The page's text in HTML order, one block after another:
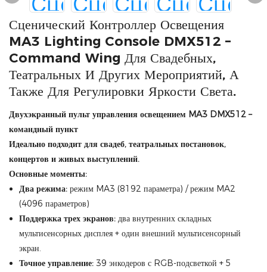
Сценический Контроллер Освещения
MA3 Lighting Console DMX512 –
Command Wing Для Свадебных,
Театральных И Других Мероприятий, А
Также Для Регулировки Яркости Света.
Двухэкранный пульт управления освещением MA3 DMX512 –
командный пункт
Идеально подходит для свадеб, театральных постановок,
концертов и живых выступлений.
Основные моменты:
Два режима:режим MA3 (8192 параметра) / режим MA2
(4096 параметров)
Поддержка трех экранов:два внутренних складных
мультисенсорных дисплея + один внешний мультисенсорный
экран.
Точное управление:39 энкодеров с RGB-подсветкой + 5